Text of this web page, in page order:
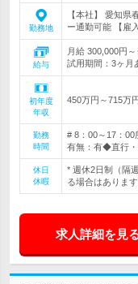
勤務地
【本社】 愛知
ー通勤可能 【雇
給与
月給 300,000円
試用期間：3ヶ月
初年度
年収
450万円～715万
勤務
時間
# 8：00～17：
有無：有◆直行
休日
休暇
* 週休2日制（隔
る場合はありま
求人詳細を見